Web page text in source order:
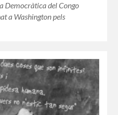
Democràtica del Congo
a Washington pels